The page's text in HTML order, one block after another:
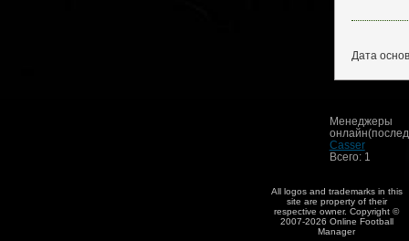
Дата
Менеджеры
Casser
Всего: 1
All logos and trademarks in this
site are property of their
respective owner. Copyright ©
2007-2026 Online Football
Manager